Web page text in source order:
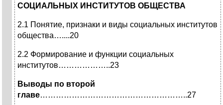
СОЦИАЛЬНЫХ ИНСТИТУТОВ ОБЩЕСТВА
2.1 Понятие, признаки и виды социальных институтов
общества…....20
2.2 Формирование и функции социальных
институтов………………..23
Выводы по второй
главе………………………………………………..27